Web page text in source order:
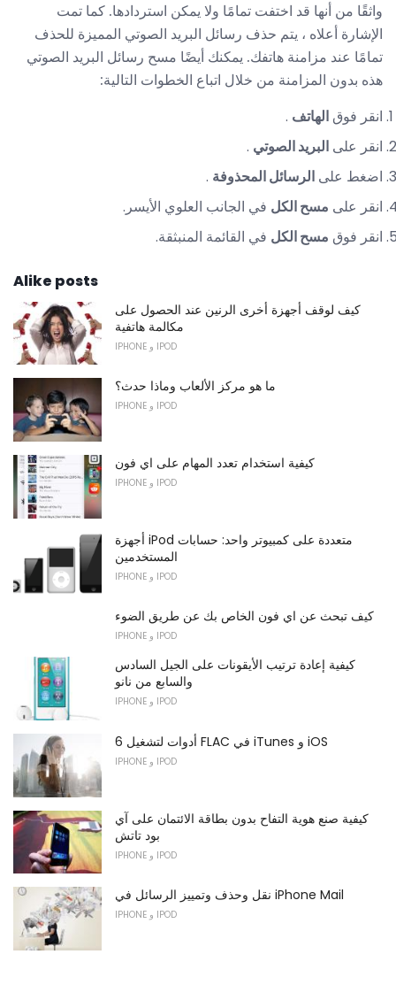
واثقًا من أنها قد اختفت تمامًا ولا يمكن استردادها. كما تمت
الإشارة أعلاه ، يتم حذف رسائل البريد الصوتي المميزة للحذف
تمامًا عند مزامنة هاتفك. يمكنك أيضًا مسح رسائل البريد الصوتي
هذه بدون المزامنة من خلال اتباع الخطوات التالية:
انقر فوق الهاتف .
انقر على البريد الصوتي .
اضغط على الرسائل المحذوفة .
انقر على مسح الكل في الجانب العلوي الأيسر.
انقر فوق مسح الكل في القائمة المنبثقة.
Alike posts
كيف لوقف أجهزة أخرى الرنين عند الحصول على
مكالمة هاتفية
IPHONE و IPOD
ما هو مركز الألعاب وماذا حدث؟
IPHONE و IPOD
كيفية استخدام تعدد المهام على اي فون
IPHONE و IPOD
أجهزة iPod متعددة على كمبيوتر واحد: حسابات
المستخدمين
IPHONE و IPOD
كيف تبحث عن اي فون الخاص بك عن طريق الضوء
IPHONE و IPOD
كيفية إعادة ترتيب الأيقونات على الجيل السادس
والسابع من نانو
IPHONE و IPOD
6 أدوات لتشغيل FLAC في iTunes و iOS
IPHONE و IPOD
كيفية صنع هوية التفاح بدون بطاقة الائتمان على آي
بود تاتش
IPHONE و IPOD
نقل وحذف وتمييز الرسائل في iPhone Mail
IPHONE و IPOD